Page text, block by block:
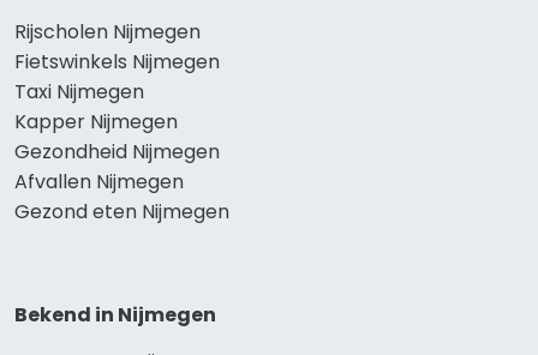
Rijscholen Nijmegen
Fietswinkels Nijmegen
Taxi Nijmegen
Kapper Nijmegen
Gezondheid Nijmegen
Afvallen Nijmegen
Gezond eten Nijmegen
Bekend in Nijmegen